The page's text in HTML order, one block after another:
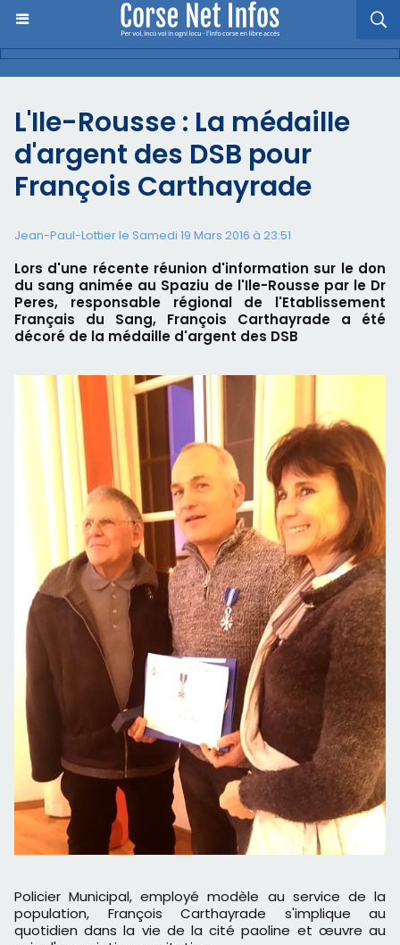
L'Ile-Rousse : La médaille
d'argent des DSB pour
François Carthayrade
Jean-Paul-Lottier le Samedi 19 Mars 2016 à 23:51
Lors d'une récente réunion d'information sur le don
du sang animée au Spaziu de l'Ile-Rousse par le Dr
Peres, responsable régional de l'Etablissement
Français du Sang, François Carthayrade a été
décoré de la médaille d'argent des DSB
Policier Municipal, employé modèle au service de la
population, François Carthayrade s'implique au
quotidien dans la vie de la cité paoline et œuvre au